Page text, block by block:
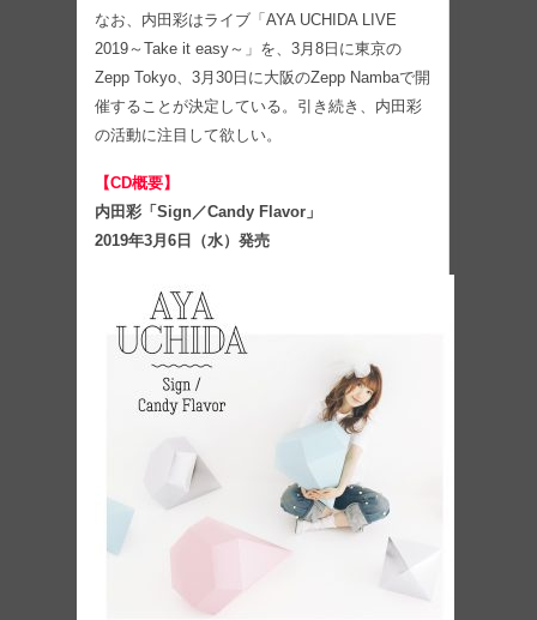
なお、内田彩はライブ「AYA UCHIDA LIVE
2019～Take it easy～」を、3月8日に東京の
Zepp Tokyo、3月30日に大阪のZepp Nambaで開
催することが決定している。引き続き、内田彩
の活動に注目して欲しい。
【CD概要】
内田彩「Sign／Candy Flavor」
2019年3月6日（水）発売